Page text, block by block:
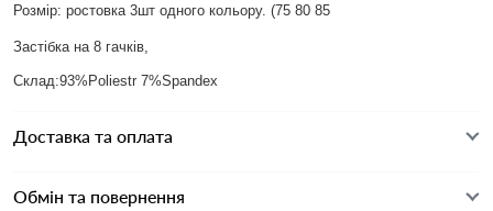
Розмір: ростовка 3шт одного кольору. (75 80 85
Застібка на 8 гачків,
Склад:93%Poliestr 7%Spandex
Доставка та оплата
Обмін та повернення